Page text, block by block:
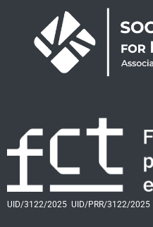
UID/3122/2025 UID/PRR/3122/2025